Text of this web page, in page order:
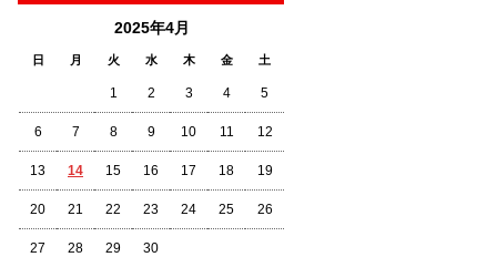
2025年4月
日 月 火 水 木 金 土
1 2 3 4 5
6 7 8 9 10 11 12
13 14 15 16 17 18 19
20 21 22 23 24 25 26
27 28 29 30